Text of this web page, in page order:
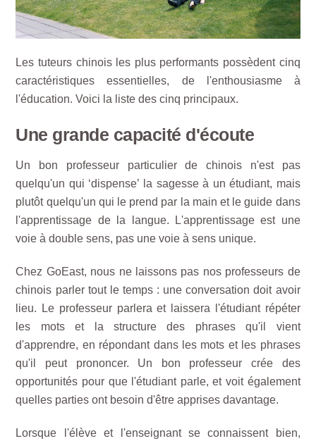
Les tuteurs chinois les plus performants possèdent cinq
caractéristiques essentielles, de l'enthousiasme à
l'éducation. Voici la liste des cinq principaux.
Une grande capacité d'écoute
Un bon professeur particulier de chinois n'est pas
quelqu'un qui ‘dispense’ la sagesse à un étudiant, mais
plutôt quelqu'un qui le prend par la main et le guide dans
l'apprentissage de la langue. L'apprentissage est une
voie à double sens, pas une voie à sens unique.
Chez GoEast, nous ne laissons pas nos professeurs de
chinois parler tout le temps : une conversation doit avoir
lieu. Le professeur parlera et laissera l'étudiant répéter
les mots et la structure des phrases qu'il vient
d'apprendre, en répondant dans les mots et les phrases
qu'il peut prononcer. Un bon professeur crée des
opportunités pour que l'étudiant parle, et voit également
quelles parties ont besoin d'être apprises davantage.
Lorsque l'élève et l'enseignant se connaissent bien,